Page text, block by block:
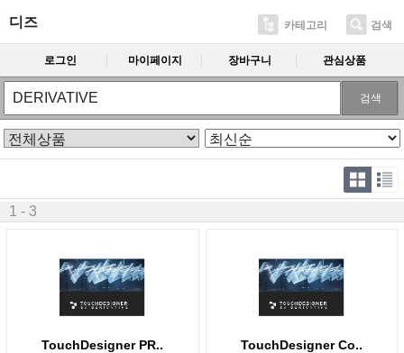
디즈 카테고리 검색
로그인 마이페이지 장바구니 관심상품
검색
1 - 3
TouchDesigner PR.. TouchDesigner Co..